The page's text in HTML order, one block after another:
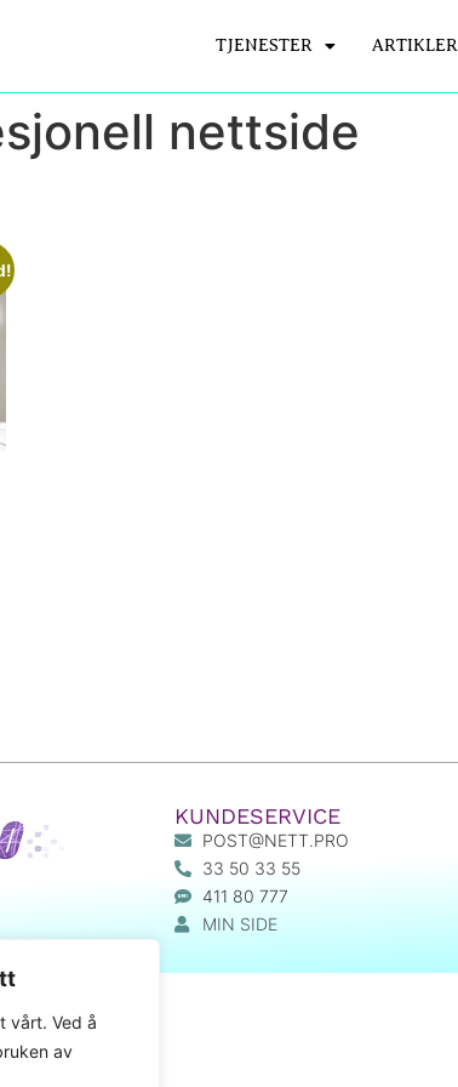
vårt. Ved å
av
TJENESTER ARTIKLER
nettside
KUNDESERVICE
POST@NETT.PRO
33 50 33 55
411 80 777
MIN SIDE